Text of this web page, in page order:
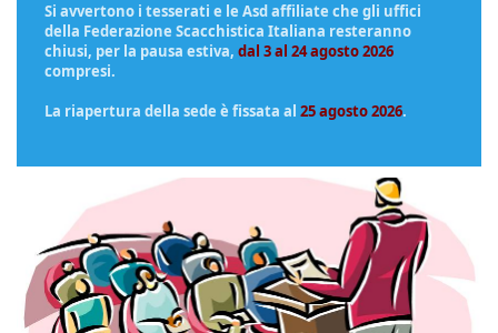
Si avvertono i tesserati e le Asd affiliate che gli uffici
della Federazione Scacchistica Italiana resteranno
chiusi, per la pausa estiva, dal 3 al 24 agosto 2026
compresi.
La riapertura della sede è fissata al 25 agosto 2026.